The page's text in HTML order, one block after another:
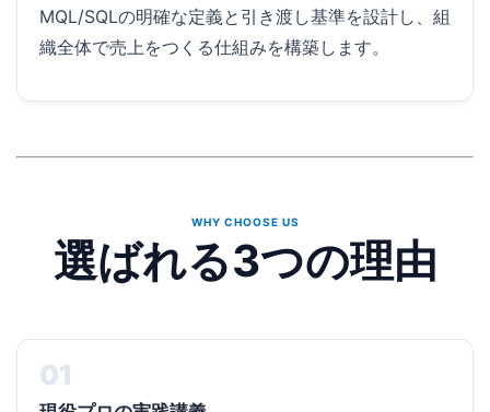
MQL/SQLの明確な定義と引き渡し基準を設計し、組
織全体で売上をつくる仕組みを構築します。
WHY CHOOSE US
選ばれる3つの理由
01